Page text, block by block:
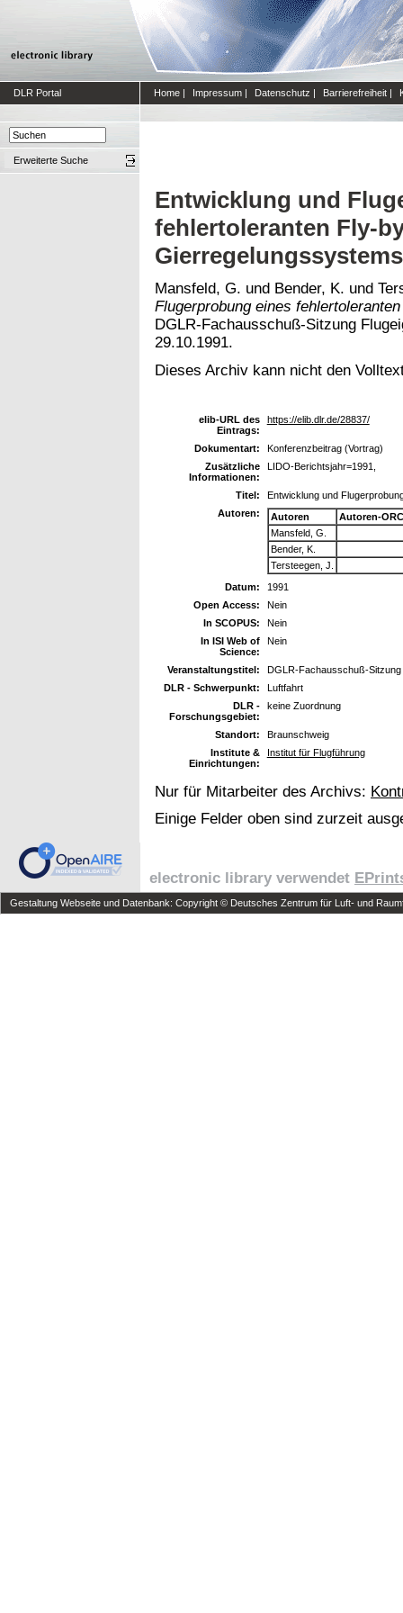
DLR Portal Home | Impressum | Datenschutz | Barrierefreiheit |
Erweiterte Suche
Entwicklung und
fehlertoleranten Fly-
Gierregelungssystems
Mansfeld, G. und Bender, K. und
Flugerprobung eines
DGLR-Fachausschuß-Sitzung
29.10.1991.
Dieses Archiv kann nicht den
elib-URL des
Eintrags:
https://elib.dlr.de/28837/
Dokumentart:
Konferenzbeitrag (Vortrag)
Zusätzliche
Informationen:
LIDO-Berichtsjahr=1991,
Titel:
Entwicklung und
Autoren:
Autoren
Autoren-
Mansfeld, G.
Bender, K.
Tersteegen, J.
Datum:
1991
Open Access:
Nein
In SCOPUS:
Nein
In ISI Web of
Science:
Nein
Veranstaltungstitel:
DGLR-Fachausschuß-Sitzung
DLR - Schwerpunkt:
Luftfahrt
DLR -
Forschungsgebiet:
keine Zuordnung
Standort:
Braunschweig
Institute &
Einrichtungen:
Institut für Flugführung
Nur für Mitarbeiter des Archivs:
Einige Felder oben sind zurzeit
electronic library verwendet
Gestaltung Webseite und Datenbank: Copyright © Deutsches Zentrum für Luft- und